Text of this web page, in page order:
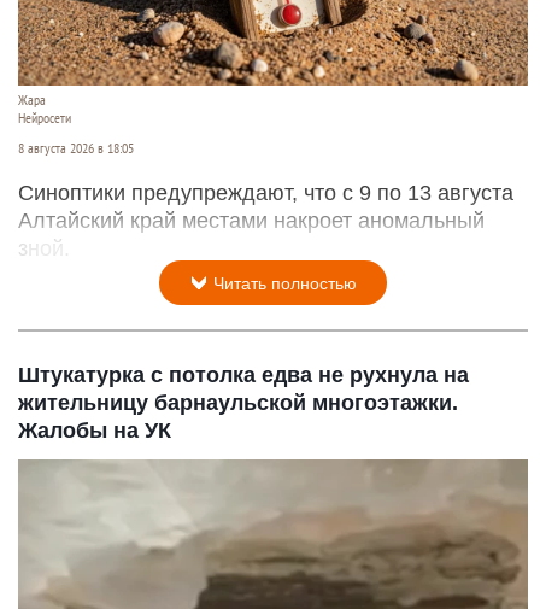
Жара
Нейросети
8 августа 2026 в 18:05
Синоптики предупреждают, что с 9 по 13 августа
Алтайский край местами накроет аномальный
зной.
Читать полностью
Штукатурка с потолка едва не рухнула на
жительницу барнаульской многоэтажки.
Жалобы на УК